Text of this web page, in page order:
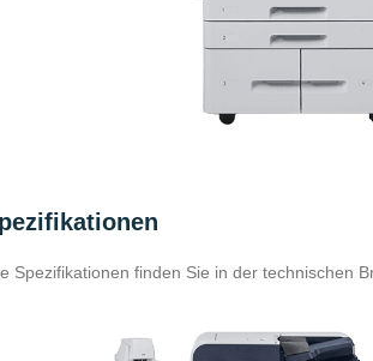
Spezifikationen finden Sie in der technischen